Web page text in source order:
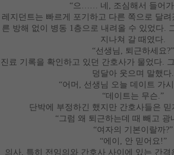
“으 …… 네 , 조심해서 들어
레지던트는 빠르게 포기하고 다른 쪽으로 달려
른 방해 없이 병동 1층으로 내려올 수 있었다.
지나쳐 갈 때였다.
“선생님 , 퇴근하세요 ?”
진료 기록을 확인하고 있던 간호사가 물었다.
덩달아 웃으며 말했다.
“어머 , 선생님 오늘 데이트 가
“데이트는 무슨.”
단박에 부정하긴 했지만 간호사들은
“그럼 왜 퇴근하는데 때 빼고 광
“여자의 기본이랄까?”
“에이 , 안 믿어요 !”
의사, 특히 전임의와 간호사 사이에 있는 간